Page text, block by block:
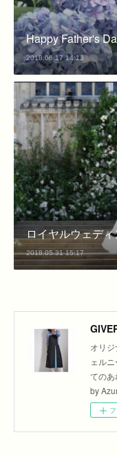
Happy Father's
2018.06.17 14:13
ロイヤルウェデ
2018.05.31 15:17
オリ
ェル
ての
by